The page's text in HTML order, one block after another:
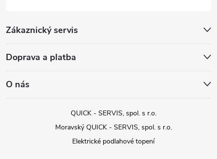
Zákaznický servis
Doprava a platba
O nás
QUICK - SERVIS, spol. s r.o.
Moravský QUICK - SERVIS, spol. s r.o.
Elektrické podlahové topení